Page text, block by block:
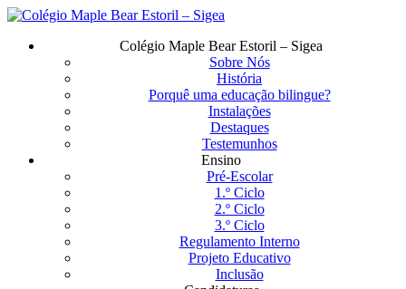
Saltar
Menu
Colégio Maple Bear Estoril – Sigea
Sobre Nós
História
Porquê uma educação bilingue?
Instalações
Destaques
Testemunhos
Ensino
Pré-Escolar
1.º Ciclo
2.º Ciclo
3.º Ciclo
Regulamento Interno
Projeto Educativo
Inclusão